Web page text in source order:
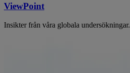
ViewPoint
Insikter från våra globala undersökningar.